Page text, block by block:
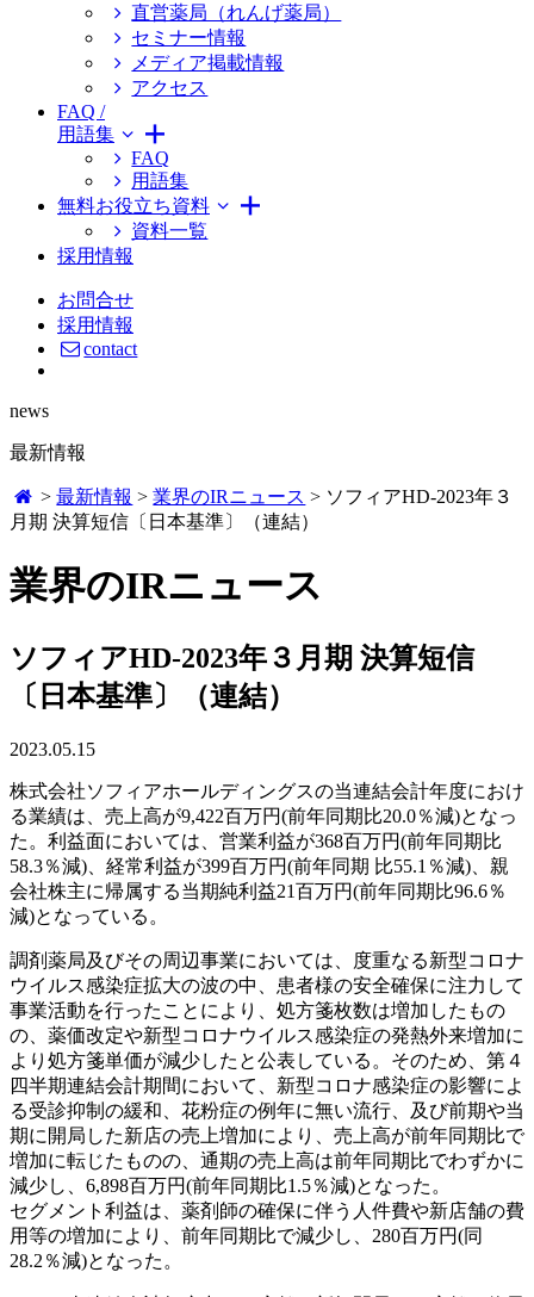
直営薬局（れんげ薬局）
セミナー情報
メディア掲載情報
アクセス
FAQ /
用語集
FAQ
用語集
無料お役立ち資料
資料一覧
採用情報
お問合せ
採用情報
contact
news
最新情報
>最新情報 >業界のIRニュース > ソフィアHD-2023年３
月期 決算短信〔日本基準〕（連結）
業界のIRニュース
ソフィアHD-2023年３月期 決算短信
〔日本基準〕（連結）
2023.05.15
株式会社ソフィアホールディングスの当連結会計年度におけ
る業績は、売上高が9,422百万円(前年同期比20.0％減)となっ
た。利益面においては、営業利益が368百万円(前年同期比
58.3％減)、経常利益が399百万円(前年同期 比55.1％減)、親
会社株主に帰属する当期純利益21百万円(前年同期比96.6％
減)となっている。
調剤薬局及びその周辺事業においては、度重なる新型コロナ
ウイルス感染症拡大の波の中、患者様の安全確保に注力して
事業活動を行ったことにより、処方箋枚数は増加したもの
の、薬価改定や新型コロナウイルス感染症の発熱外来増加に
より処方箋単価が減少したと公表している。そのため、第４
四半期連結会計期間において、新型コロナ感染症の影響によ
る受診抑制の緩和、花粉症の例年に無い流行、及び前期や当
期に開局した新店の売上増加により、売上高が前年同期比で
増加に転じたものの、通期の売上高は前年同期比でわずかに
減少し、6,898百万円(前年同期比1.5％減)となった。
セグメント利益は、薬剤師の確保に伴う人件費や新店舗の費
用等の増加により、前年同期比で減少し、280百万円(同
28.2％減)となった。